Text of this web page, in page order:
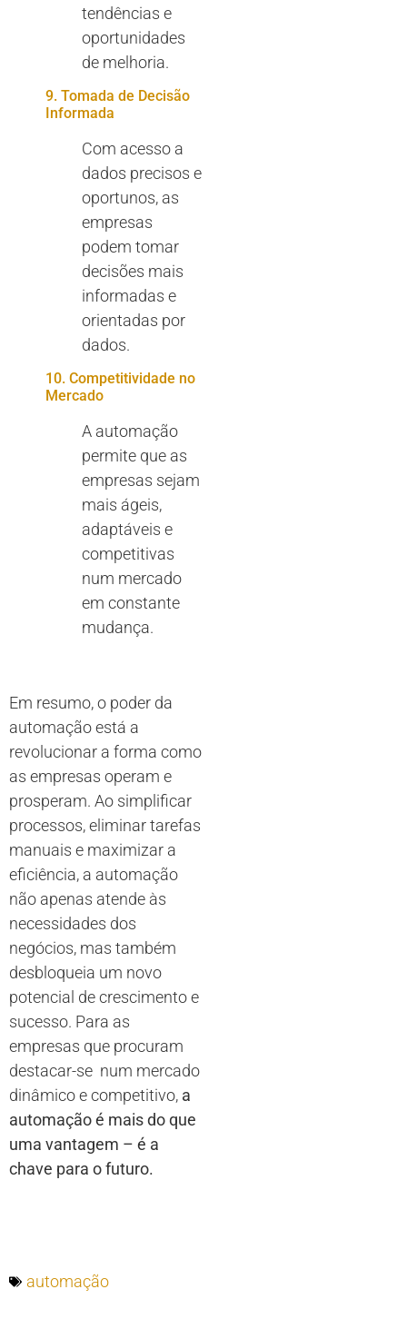
tendências e
oportunidades
de melhoria.
9. Tomada de Decisão
Informada
Com acesso a
dados precisos e
oportunos, as
empresas
podem tomar
decisões mais
informadas e
orientadas por
dados.
10. Competitividade no
Mercado
A automação
permite que as
empresas sejam
mais ágeis,
adaptáveis e
competitivas
num mercado
em constante
mudança.
Em resumo, o poder da
automação está a
revolucionar a forma como
as empresas operam e
prosperam. Ao simplificar
processos, eliminar tarefas
manuais e maximizar a
eficiência, a automação
não apenas atende às
necessidades dos
negócios, mas também
desbloqueia um novo
potencial de crescimento e
sucesso. Para as
empresas que procuram
destacar-se num mercado
dinâmico e competitivo, a
automação é mais do que
uma vantagem – é a
chave para o futuro.
automação